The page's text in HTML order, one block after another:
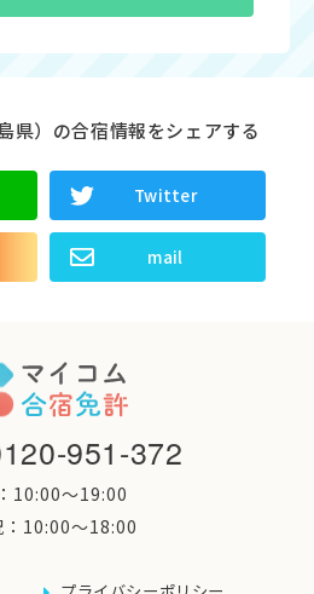
県）の合宿情報をシェアする
Twitter
mail
951-372
10:00〜19:00
：10:00〜18:00